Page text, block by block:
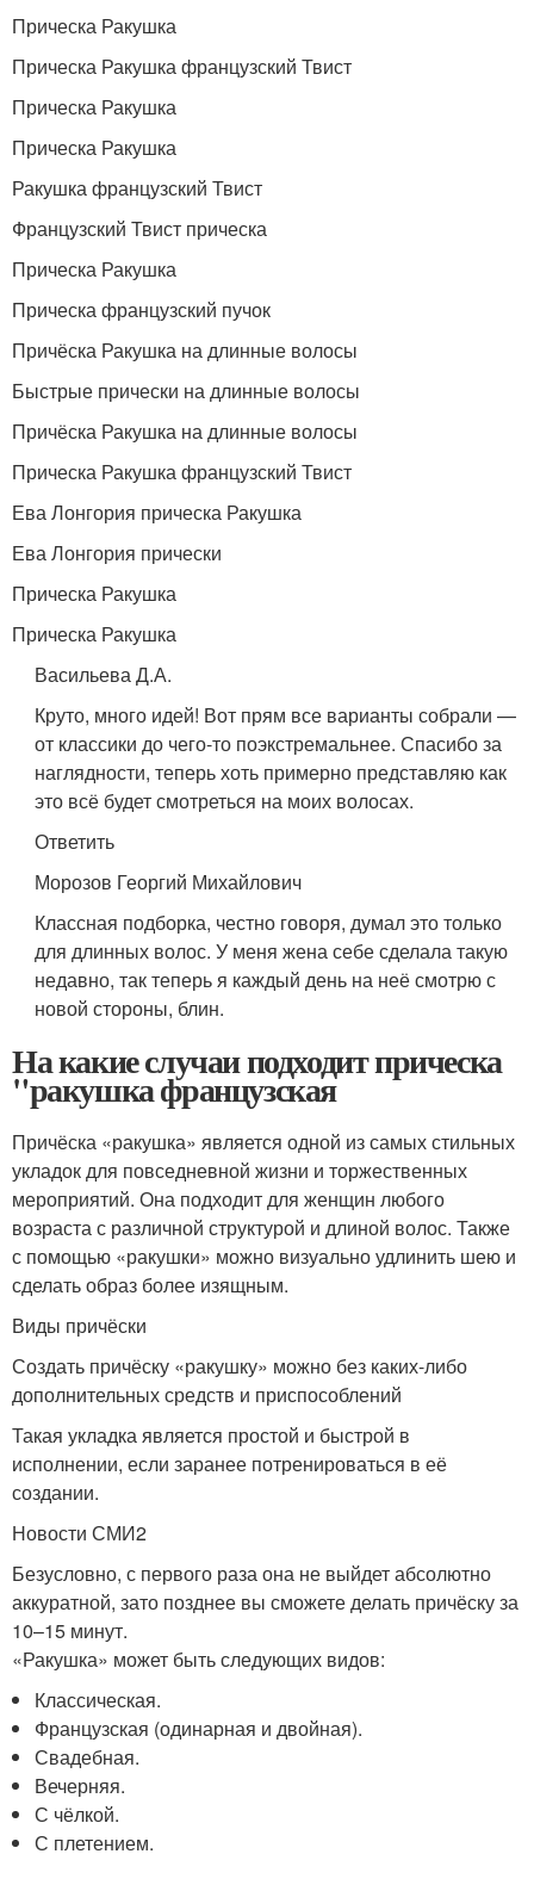
Прическа Ракушка
Прическа Ракушка французский Твист
Прическа Ракушка
Прическа Ракушка
Ракушка французский Твист
Французский Твист прическа
Прическа Ракушка
Прическа французский пучок
Причёска Ракушка на длинные волосы
Быстрые прически на длинные волосы
Причёска Ракушка на длинные волосы
Прическа Ракушка французский Твист
Ева Лонгория прическа Ракушка
Ева Лонгория прически
Прическа Ракушка
Прическа Ракушка
Васильева Д.А.
Круто, много идей! Вот прям все варианты собрали —
от классики до чего-то поэкстремальнее. Спасибо за
наглядности, теперь хоть примерно представляю как
это всё будет смотреться на моих волосах.
Ответить
Морозов Георгий Михайлович
Классная подборка, честно говоря, думал это только
для длинных волос. У меня жена себе сделала такую
недавно, так теперь я каждый день на неё смотрю с
новой стороны, блин.
На какие случаи подходит прическа
"ракушка французская
Причёска «ракушка» является одной из самых стильных
укладок для повседневной жизни и торжественных
мероприятий. Она подходит для женщин любого
возраста с различной структурой и длиной волос. Также
с помощью «ракушки» можно визуально удлинить шею и
сделать образ более изящным.
Виды причёски
Создать причёску «ракушку» можно без каких-либо
дополнительных средств и приспособлений
Такая укладка является простой и быстрой в
исполнении, если заранее потренироваться в её
создании.
Новости СМИ2
Безусловно, с первого раза она не выйдет абсолютно
аккуратной, зато позднее вы сможете делать причёску за
10–15 минут.
«Ракушка» может быть следующих видов:
Классическая.
Французская (одинарная и двойная).
Свадебная.
Вечерняя.
С чёлкой.
С плетением.